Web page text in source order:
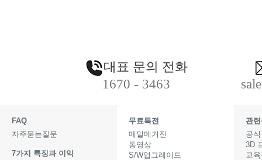
대표 문의 전화
1670 - 3463
FAQ
자주묻는질문
7가지 특징과 이익
무료특전
메일메거진
동영상
S/W업그레이드
관
공
3D
교